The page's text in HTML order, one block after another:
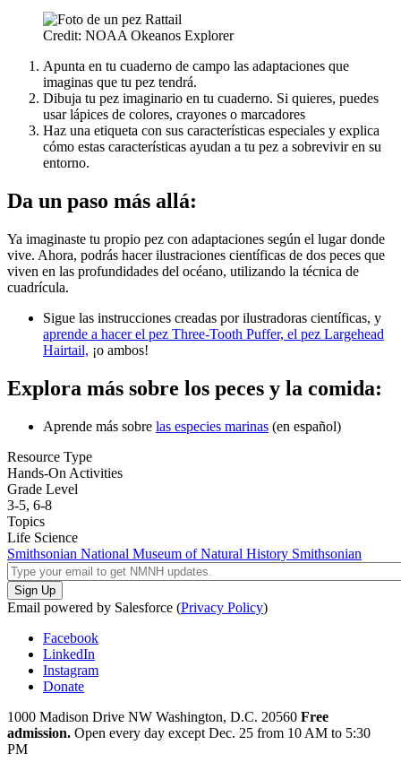
Credit: NOAA Okeanos Explorer
Apunta en tu cuaderno de campo las adaptaciones que
imaginas que tu pez tendrá.
Dibuja tu pez imaginario en tu cuaderno. Si quieres, puedes
usar lápices de colores, crayones o marcadores
Haz una etiqueta con sus características especiales y explica
cómo estas características ayudan a tu pez a sobrevivir en su
entorno.
Da un paso más allá:
Ya imaginaste tu propio pez con adaptaciones según el lugar donde
vive. Ahora, podrás hacer ilustraciones científicas de dos peces que
viven en las profundidades del océano, utilizando la técnica de
cuadrícula.
Sigue las instrucciones creadas por ilustradoras científicas, y
aprende a hacer el pez Three-Tooth Puffer, el pez Largehead
Hairtail, ¡o ambos!
Explora más sobre los peces y la comida:
Aprende más sobre las especies marinas (en español)
Resource Type
Hands-On Activities
Grade Level
3-5, 6-8
Topics
Life Science
Smithsonian National Museum of Natural History Smithsonian
Email powered by Salesforce (Privacy Policy)
Facebook
LinkedIn
Instagram
Donate
1000 Madison Drive NW Washington, D.C. 20560 Free
admission. Open every day except Dec. 25 from 10 AM to 5:30
PM